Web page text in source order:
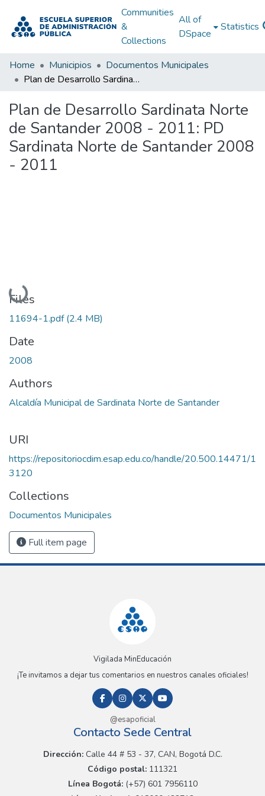
Communities
&
Collections
All of
DSpace
Statistics
Home Municipios
Documentos Municipales
Plan de Desarrollo Sardinata Norte de Santander 2008 - 2011: PD Sardinata Norte de Santander 2008 - 2011
Plan de Desarrollo Sardinata Norte
de Santander 2008 - 2011: PD
Sardinata Norte de Santander 2008
- 2011
Loading...
Files
11694-1.pdf(2.4 MB)
Date
2008
Authors
Alcaldía Municipal de Sardinata Norte de Santander
URI
https://repositoriocdim.esap.edu.co/handle/20.500.14471/1
3120
Collections
Documentos Municipales
Full item page
Vigilada MinEducación
¡Te invitamos a dejar tus comentarios en nuestros canales oficiales!
@esapoficial
Contacto Sede Central
Dirección:Calle 44 # 53 - 37, CAN, Bogotá D.C.
Código postal: 111321
Línea Bogotá:(+57) 601 7956110